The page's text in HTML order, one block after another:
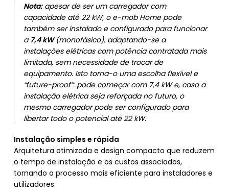
Nota:apesar de ser um carregador com
capacidade até 22 kW, o e-mob Home pode
também ser instalado e configurado para funcionar
a7,4 kW(monofásico), adaptando-se a
instalações elétricas com potência contratada mais
limitada, sem necessidade de trocar de
equipamento. Isto torna-o uma escolha flexível e
“future-proof”: pode começar com 7,4 kW e, caso a
instalação elétrica seja reforçada no futuro, o
mesmo carregador pode ser configurado para
libertar todo o potencial até 22 kW.
Instalação simples e rápida
Arquitetura otimizada e design compacto que reduzem
o tempo de instalação e os custos associados,
tornando o processo mais eficiente para instaladores e
utilizadores.